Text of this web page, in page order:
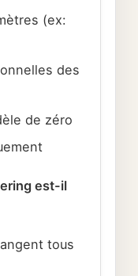
(ex:
des
de zéro
est-il
tous